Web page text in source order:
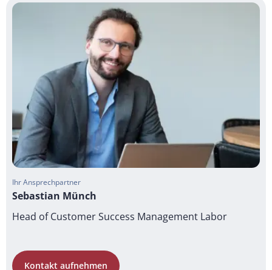
Ihr Ansprechpartner
Sebastian Münch
Head of Customer Success Management Labor
Kontakt aufnehmen